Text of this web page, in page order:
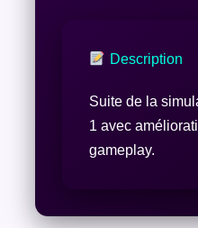
Description
Suite de la
1 avec
gameplay.